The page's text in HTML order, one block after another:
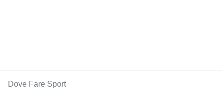
Dove Fare Sport